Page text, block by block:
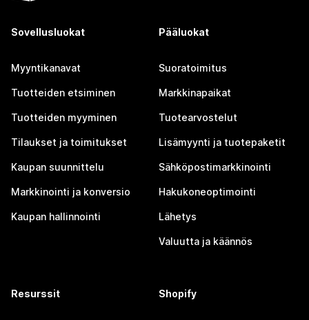
Sovellusluokat
Myyntikanavat
Tuotteiden etsiminen
Tuotteiden myyminen
Tilaukset ja toimitukset
Kaupan suunnittelu
Markkinointi ja konversio
Kaupan hallinnointi
Pääluokat
Suoratoimitus
Markkinapaikat
Tuotearvostelut
Lisämyynti ja tuotepaketit
Sähköpostimarkkinointi
Hakukoneoptimointi
Lähetys
Valuutta ja käännös
Resurssit Shopify